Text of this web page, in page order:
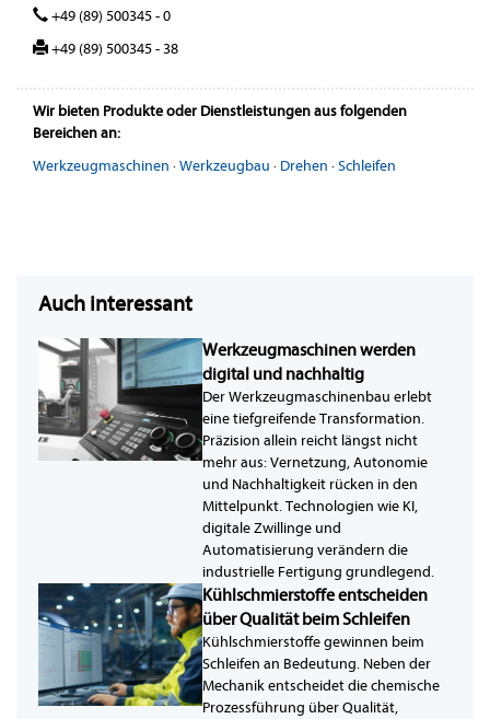
+49 (89) 500345 - 0
+49 (89) 500345 - 38
Wir bieten Produkte oder Dienstleistungen aus folgenden
Bereichen an:
Werkzeugmaschinen ·Werkzeugbau · Drehen ·Schleifen
Auch interessant
Werkzeugmaschinen werden
digital und nachhaltig
Der Werkzeugmaschinenbau erlebt
eine tiefgreifende Transformation.
Präzision allein reicht längst nicht
mehr aus: Vernetzung, Autonomie
und Nachhaltigkeit rücken in den
Mittelpunkt. Technologien wie KI,
digitale Zwillinge und
Automatisierung verändern die
industrielle Fertigung grundlegend.
Kühlschmierstoffe entscheiden
über Qualität beim Schleifen
Kühlschmierstoffe gewinnen beim
Schleifen an Bedeutung. Neben der
Mechanik entscheidet die chemische
Prozessführung über Qualität,